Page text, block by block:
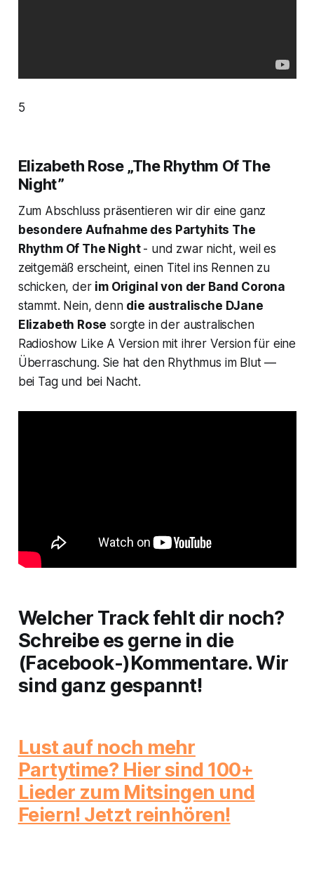
5
Elizabeth Rose „The Rhythm Of The
Night”
Zum Abschluss präsentieren wir dir eine ganz
besondere Aufnahme des Partyhits The
Rhythm Of The Night - und zwar nicht, weil es
zeitgemäß erscheint, einen Titel ins Rennen zu
schicken, der im Original von der Band Corona
stammt. Nein, denn die australische DJane
Elizabeth Rose sorgte in der australischen
Radioshow Like A Versionmit ihrer Version für eine
Überraschung. Sie hat den Rhythmus im Blut —
bei Tag und bei Nacht.
Welcher Track fehlt dir noch?
Schreibe es gerne in die
(Facebook-)Kommentare. Wir
sind ganz gespannt!
Lust auf noch mehr
Partytime? Hier sind 100+
Lieder zum Mitsingen und
Feiern! Jetzt reinhören!